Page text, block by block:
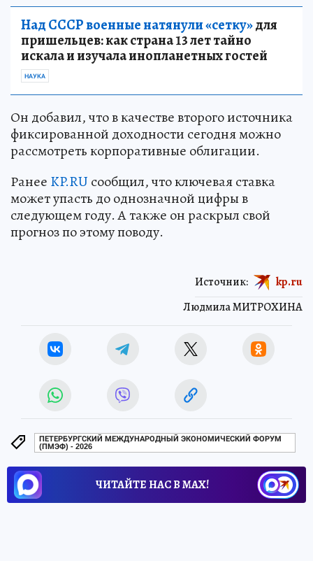
Над СССР военные натянули «сетку»для
пришельцев: как страна 13 лет тайно
искала и изучала инопланетных гостей
НАУКА
Он добавил, что в качестве второго источника
фиксированной доходности сегодня можно
рассмотреть корпоративные облигации.
Ранее KP.RU сообщил, что ключевая ставка
может упасть до однозначной цифры в
следующем году. А также он раскрыл свой
прогноз по этому поводу.
Людмила МИТРОХИНА
Источник: kp.ru
ПЕТЕРБУРГСКИЙ МЕЖДУНАРОДНЫЙ ЭКОНОМИЧЕСКИЙ ФОРУМ
(ПМЭФ) - 2026
ЧИТАЙТЕ НАС В МАХ!